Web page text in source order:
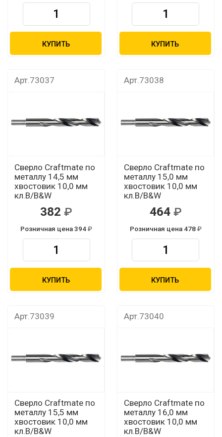
КУПИТЬ КУПИТЬ
Арт.73037
Сверло Craftmate по
металлу 14,5 мм
хвостовик 10,0 мм
кл.В/B&W
382
Розничная цена 394
КУПИТЬ
Арт.73038
Сверло Craftmate по
металлу 15,0 мм
хвостовик 10,0 мм
кл.B/B&W
464
Розничная цена 478
КУПИТЬ
Арт.73039
Сверло Craftmate по
металлу 15,5 мм
хвостовик 10,0 мм
кл.В/B&W
Арт.73040
Сверло Craftmate по
металлу 16,0 мм
хвостовик 10,0 мм
кл.В/B&W